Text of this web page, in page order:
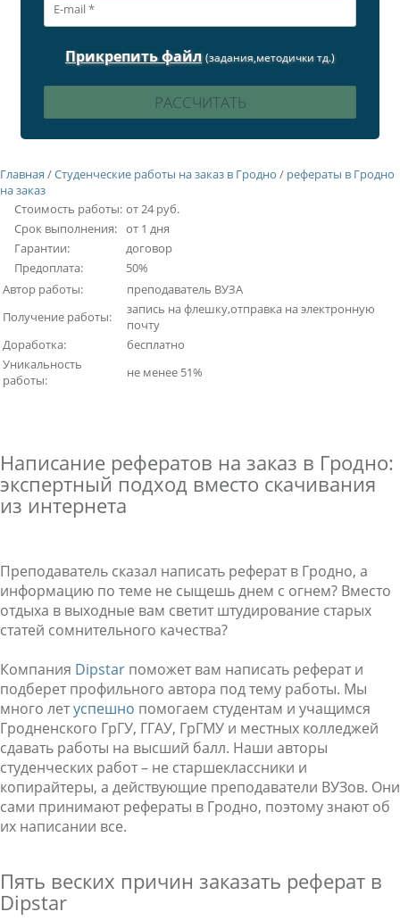
Прикрепить файл (задания,методички тд.)
Главная /Студенческие работы на заказ в Гродно / рефераты в Гродно
на заказ
Стоимость работы: от 24 руб.
Срок выполнения: от 1 дня
Гарантии:
договор
Предоплата:
50%
Автор работы:
преподаватель ВУЗА
Получение работы:
запись на флешку,отправка на электронную
почту
Доработка:
бесплатно
Уникальность
работы:
не менее 51%
Написание рефератов на заказ в Гродно:
экспертный подход вместо скачивания
из интернета
Преподаватель сказал написать реферат в Гродно, а
информацию по теме не сыщешь днем с огнем? Вместо
отдыха в выходные вам светит штудирование старых
статей сомнительного качества?
Компания Dipstar поможет вам написать реферат и
подберет профильного автора под тему работы. Мы
много летуспешно помогаем студентам и учащимся
Гродненского ГрГУ, ГГАУ, ГрГМУ и местных колледжей
сдавать работы на высший балл. Наши авторы
студенческих работ – не старшеклассники и
копирайтеры, а действующие преподаватели ВУЗов. Они
сами принимают рефераты в Гродно, поэтому знают об
их написании все.
Пять веских причин заказать реферат в
Dipstar